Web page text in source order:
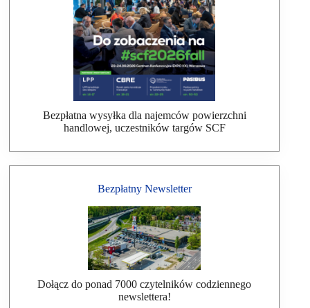
Bezpłatna wysyłka dla najemców powierzchni
handlowej, uczestników targów SCF
Bezpłatny Newsletter
Dołącz do ponad 7000 czytelników codziennego
newslettera!